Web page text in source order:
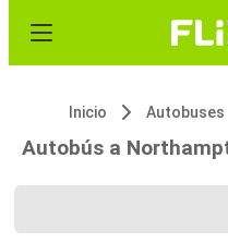
Inicio Autobuses
Autobús a